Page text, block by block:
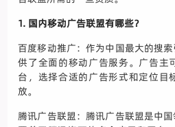
1. 国内移动广告联盟有哪些？
百度移动推广：作为中国最大的搜
供了全面的移动广告服务。广告主
台，选择合适的广告形式和定位目
放。
腾讯广告联盟：腾讯广告联盟是中国